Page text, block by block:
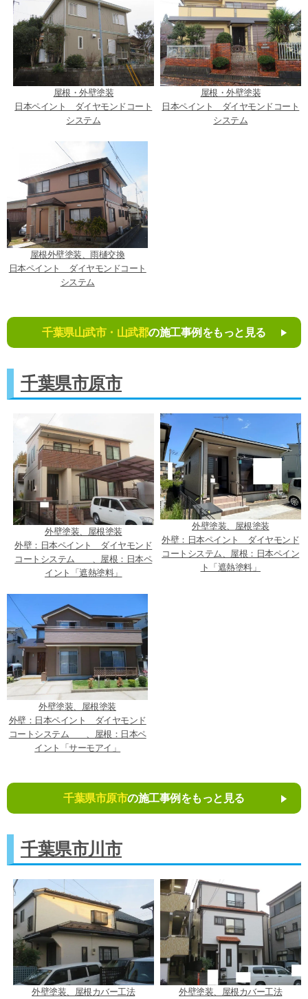
屋根・外壁塗装
日本ペイント ダイヤモンドコート
システム
屋根・外壁塗装
日本ペイント ダイヤモンドコート
システム
屋根外壁塗装、雨樋交換
日本ペイント ダイヤモンドコート
システム
千葉県山武市・山武郡の施工事例をもっと見る
千葉県市原市
外壁塗装、屋根塗装
外壁：日本ペイント ダイヤモンド
コートシステム 、屋根：日本ペ
イント「遮熱塗料」
外壁塗装、屋根塗装
外壁：日本ペイント ダイヤモンド
コートシステム、屋根：日本ペイン
ト「遮熱塗料」
外壁塗装、屋根塗装
外壁：日本ペイント ダイヤモンド
コートシステム 、屋根：日本ペ
イント「サーモアイ」
千葉県市原市の施工事例をもっと見る
千葉県市川市
外壁塗装、屋根カバー工法
外壁塗装、屋根カバー工法